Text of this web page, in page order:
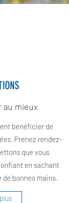
au mieux
bénéficier de
Prenez rendez-
que vous
en sachant
bonnes mains.